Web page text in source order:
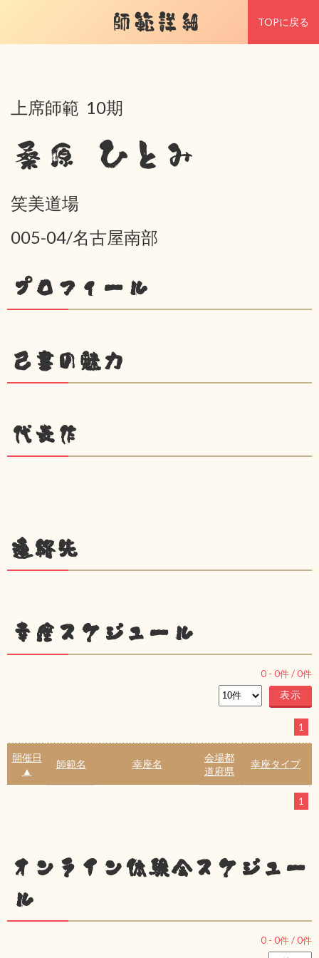
師範詳細 TOPに戻る
上席師範 10期
桑原 ひとみ
笑美道場
005-04/名古屋南部
プロフィール
己書の魅力
代表作
連絡先
幸座スケジュール
0 - 0件 /0件
1
開催日
▲
師範名 幸座名
会場都
道府県
幸座タイプ
1
オンライン体験会スケジュー
ル
0 - 0件 /0件